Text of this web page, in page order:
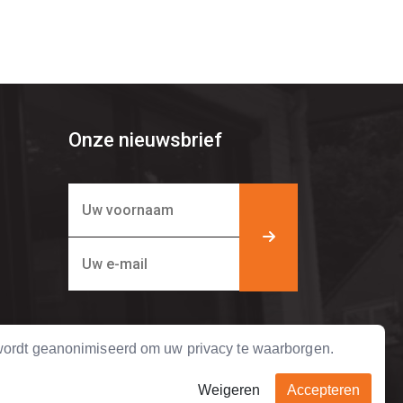
geanonimiseerd om uw privacy te waarborgen.
Weigeren Accepteren
Onze nieuwsbrief